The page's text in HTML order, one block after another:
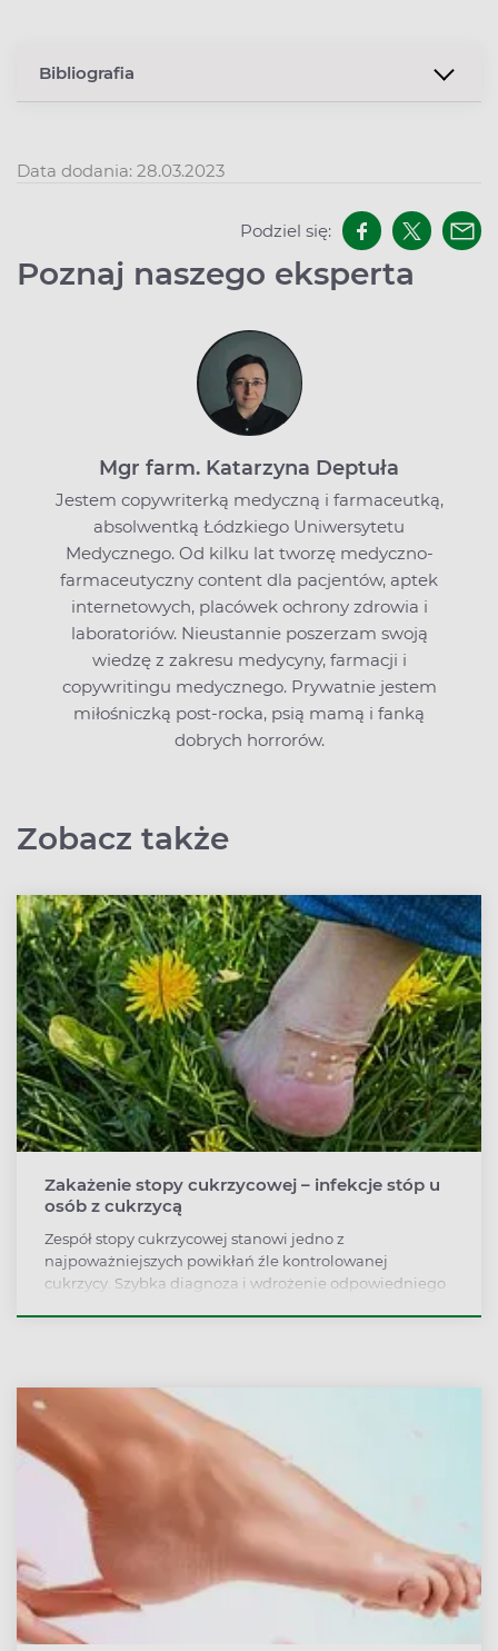
Bibliografia
Data dodania: 28.03.2023
Podziel się:
Poznaj naszego eksperta
Mgr farm. Katarzyna Deptuła
Jestem copywriterką medyczną i farmaceutką,
absolwentką Łódzkiego Uniwersytetu
Medycznego. Od kilku lat tworzę medyczno-
farmaceutyczny content dla pacjentów, aptek
internetowych, placówek ochrony zdrowia i
laboratoriów. Nieustannie poszerzam swoją
wiedzę z zakresu medycyny, farmacji i
copywritingu medycznego. Prywatnie jestem
miłośniczką post-rocka, psią mamą i fanką
dobrych horrorów.
Zobacz także
Zakażenie stopy cukrzycowej – infekcje stóp u
osób z cukrzycą
Zespół stopy cukrzycowej stanowi jedno z
najpoważniejszych powikłań źle kontrolowanej
cukrzycy. Szybka diagnoza i wdrożenie odpowiedniego
amputacji.